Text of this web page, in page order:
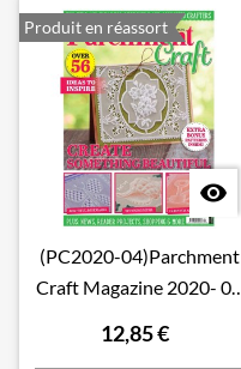
Produit en réassort

(PC2020-04)Parchment
Craft Magazine 2020- 04
12,85 €